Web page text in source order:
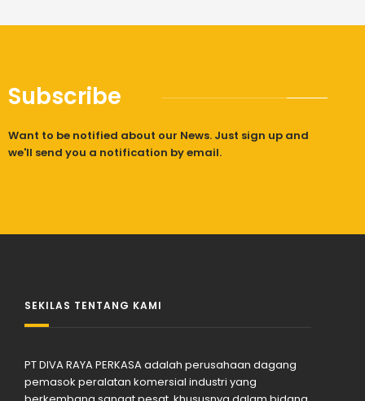
Subscribe
Want to be notified about our News. Just sign up and
we'll send you a notification by email.
SEKILAS TENTANG KAMI
PT DIVA RAYA PERKASA adalah perusahaan dagang
pemasok peralatan komersial industri yang